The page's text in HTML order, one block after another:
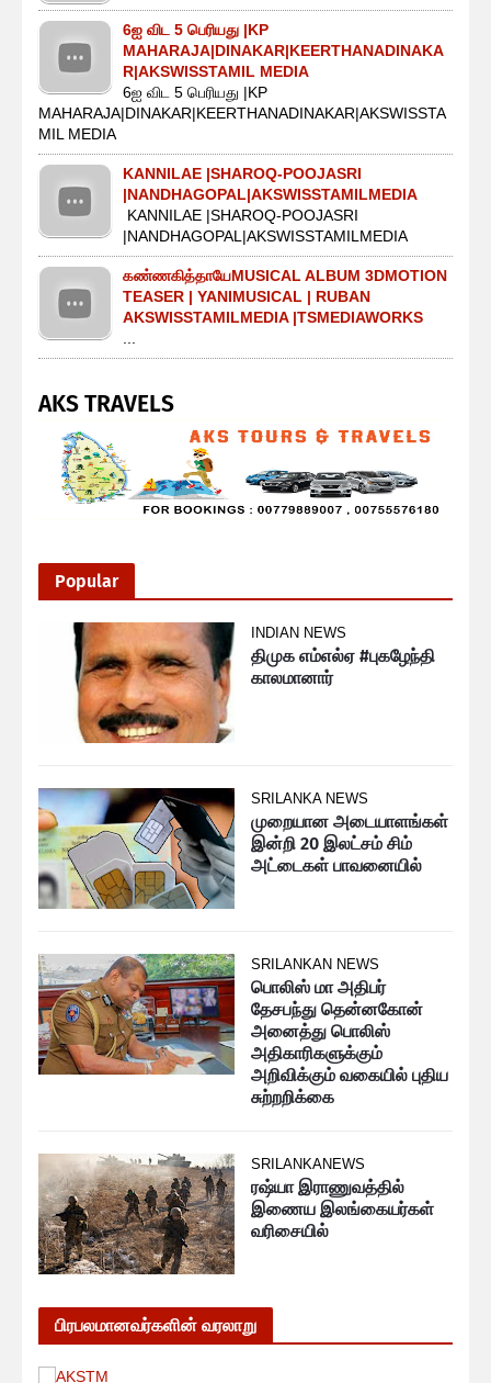
6ஐ விட 5 பெரியது |KP
MAHARAJA|DINAKAR|KEERTHANADINAKA
R|AKSWISSTAMIL MEDIA
6ஐ விட 5 பெரியது |KP
MAHARAJA|DINAKAR|KEERTHANADINAKAR|AKSWISSTA
MIL MEDIA
KANNILAE |SHAROQ-POOJASRI
|NANDHAGOPAL|AKSWISSTAMILMEDIA
KANNILAE |SHAROQ-POOJASRI
|NANDHAGOPAL|AKSWISSTAMILMEDIA
கண்ணகித்தாயேMUSICAL ALBUM 3DMOTION
TEASER | YANIMUSICAL | RUBAN
AKSWISSTAMILMEDIA |TSMEDIAWORKS
...
AKS TRAVELS
Popular
INDIAN NEWS
திமுக எம்எல்ஏ #புகழேந்தி
காலமானார்
SRILANKA NEWS
முறையான அடையாளங்கள்
இன்றி 20 இலட்சம் சிம்
அட்டைகள் பாவனையில்
SRILANKAN NEWS
பொலிஸ் மா அதிபர்
தேசபந்து தென்னகோன்
அனைத்து பொலிஸ்
அதிகாரிகளுக்கும்
அறிவிக்கும் வகையில் புதிய
சுற்றறிக்கை
SRILANKANEWS
ரஷ்யா இராணுவத்தில்
இணைய இலங்கையர்கள்
வரிசையில்
பிரபலமானவர்களின் வரலாறு